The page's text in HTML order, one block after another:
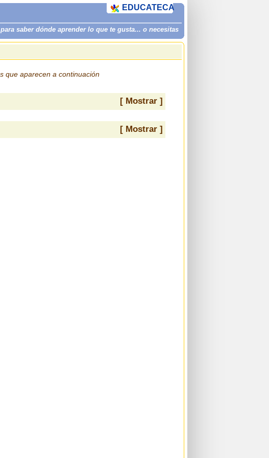
para saber dónde aprender lo que te gusta... o necesitas
EDUCATECA
que aparecen a continuación
[ Mostrar ]
[ Mostrar ]